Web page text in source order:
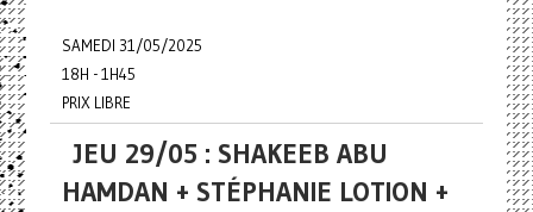
SAMEDI 31/05/2025
18H - 1H45
PRIX LIBRE
JEU 29/05 : SHAKEEB ABU
HAMDAN + STÉPHANIE LOTION +